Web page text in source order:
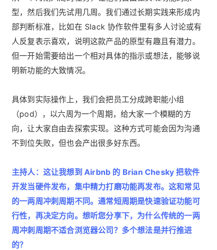
型，然后我们先试用几周。我们通过长期实践来形成内
部判断标准，比如在 Slack 协作软件里有多人讨论或有
人反复表示喜欢，说明这款产品的原型有趣且有潜力。
但一开始需要给出一个相对具体的指示或想法，能够说
明新功能的大致情况。
具体到实际操作上，我们会把员工分成跨职能小组
（pod），以六周为一个周期，给大家一个模糊的方
向，让大家自由去探索实现。这种方式可能会因为沟通
不到位失败，但也会产出很多好东西。
主持人：这让我想到 Airbnb 的 Brian Chesky 把软件
开发当硬件发布，集中精力打磨功能再发布。这和常见
的一两周冲刺周期不同。通常短周期是快速验证功能可
行性，再决定方向。想听您分享下，为什么传统的一两
周冲刺周期不适合浏览器公司？多个想法是并行推进
的？